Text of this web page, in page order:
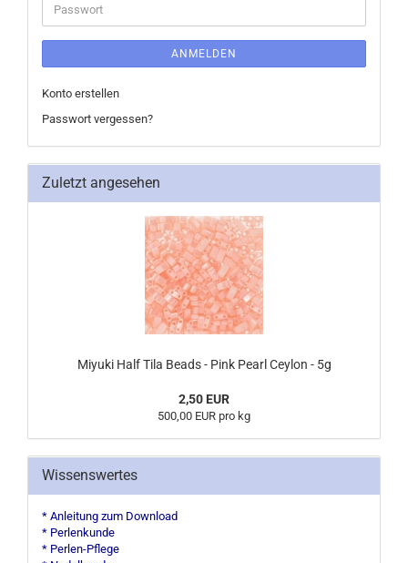
Passwort
ANMELDEN
Konto erstellen
Passwort vergessen?
Zuletzt angesehen
Miyuki Half Tila Beads - Pink Pearl Ceylon - 5g
2,50 EUR
500,00 EUR pro kg
Wissenswertes
* Anleitung zum Download
* Perlenkunde
* Perlen-Pflege